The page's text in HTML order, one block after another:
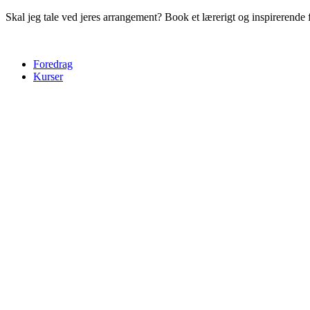
Skal jeg tale ved jeres arrangement? Book et lærerigt og inspirerende
Foredrag
Kurser